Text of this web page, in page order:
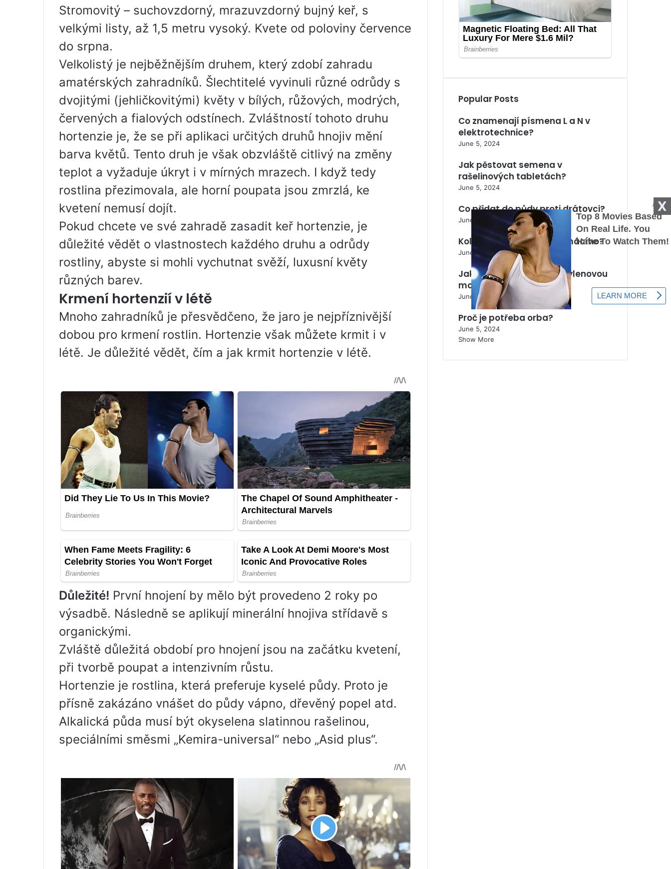
X
Stromovitý – suchovzdorný, mrazuvzdorný bujný keř, s
velkými listy, až 1,5 metru vysoký. Kvete od poloviny července
do srpna.
Velkolistý je nejběžnějším druhem, který zdobí zahradu
amatérských zahradníků. Šlechtitelé vyvinuli různé odrůdy s
dvojitými (jehličkovitými) květy v bílých, růžových, modrých,
červených a fialových odstínech. Zvláštností tohoto druhu
hortenzie je, že se při aplikaci určitých druhů hnojiv mění
barva květů. Tento druh je však obzvláště citlivý na změny
teplot a vyžaduje úkryt i v mírných mrazech. I když tedy
rostlina přezimovala, ale horní poupata jsou zmrzlá, ke
kvetení nemusí dojít.
Pokud chcete ve své zahradě zasadit keř hortenzie, je
důležité vědět o vlastnostech každého druhu a odrůdy
rostliny, abyste si mohli vychutnat svěží, luxusní květy
různých barev.
Krmení hortenzií v létě
Mnoho zahradníků je přesvědčeno, že jaro je nejpříznivější
dobou pro krmení rostlin. Hortenzie však můžete krmit i v
létě. Je důležité vědět, čím a jak krmit hortenzie v létě.
Důležité! První hnojení by mělo být provedeno 2 roky po
výsadbě. Následně se aplikují minerální hnojiva střídavě s
organickými.
Zvláště důležitá období pro hnojení jsou na začátku kvetení,
při tvorbě poupat a intenzivním růstu.
Hortenzie je rostlina, která preferuje kyselé půdy. Proto je
přísně zakázáno vnášet do půdy vápno, dřevěný popel atd.
Alkalická půda musí být okyselena slatinnou rašelinou,
speciálními směsmi „Kemira-universal“ nebo „Asid plus“.
Popular Posts
Co znamenají písmena L a N v
elektrotechnice?
June 5, 2024
Jak pěstovat semena v
rašelinových tabletách?
June 5, 2024
Co přidat do půdy proti drátovci?
June 5, 2024
Kolik stojí 1 kg králíka domácího?
June 5, 2024
Jak správně užívat methylenovou
modř?
June 5, 2024
Proč je potřeba orba?
June 5, 2024
Show More